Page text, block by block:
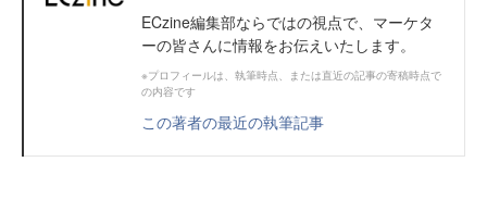
ECzine編集部ならではの視点で、マーケタ
ーの皆さんに情報をお伝えいたします。
※プロフィールは、執筆時点、または直近の記事の寄稿時点で
の内容です
この著者の最近の執筆記事